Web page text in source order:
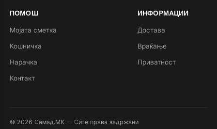
ПОМОШ
Мојата сметка
Кошничка
Нарачка
Контакт
ИНФОРМАЦИИ
Достава
Враќање
Приватност
© 2026 Самад.МК — Сите права задржани